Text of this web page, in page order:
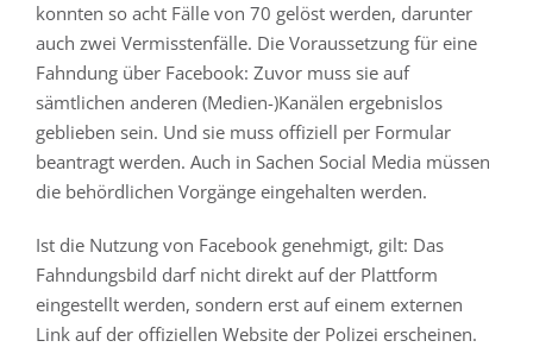
konnten so acht Fälle von 70 gelöst werden, darunter
auch zwei Vermisstenfälle. Die Voraussetzung für eine
Fahndung über Facebook: Zuvor muss sie auf
sämtlichen anderen (Medien-)Kanälen ergebnislos
geblieben sein. Und sie muss offiziell per Formular
beantragt werden. Auch in Sachen Social Media müssen
die behördlichen Vorgänge eingehalten werden.
Ist die Nutzung von Facebook genehmigt, gilt: Das
Fahndungsbild darf nicht direkt auf der Plattform
eingestellt werden, sondern erst auf einem externen
Link auf der offiziellen Website der Polizei erscheinen.